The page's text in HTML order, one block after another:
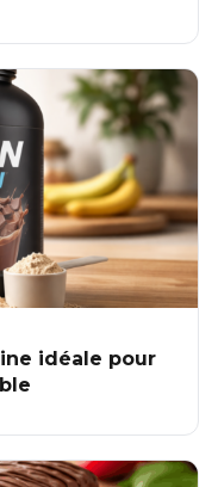
idéale pour